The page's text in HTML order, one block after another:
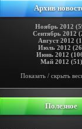
Архив
Ноябрь 2012
Сентябрь 2012
Август 2012
Июль 2012
Июнь 2012
Май 2012 (51)
Показать / скрыть
Полезное